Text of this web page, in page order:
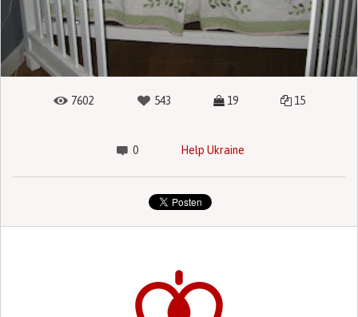
7602 543 19 15
0 Help Ukraine